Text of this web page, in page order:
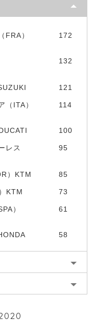
FRA）
172
132
121
（ITA）
114
100
レス
95
）KTM 85
KTM 73
）
61
58